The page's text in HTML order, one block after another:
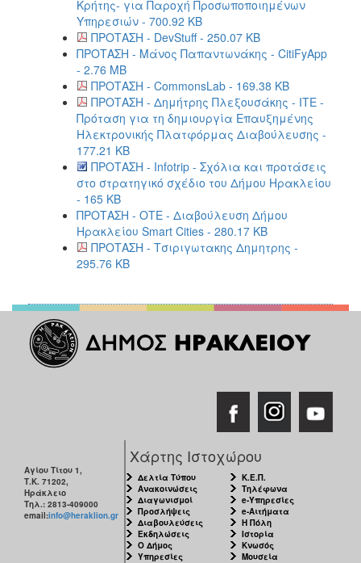
Κρήτης- για Παροχή Προσωποποιημένων
Υπηρεσιών - 700.92 KB
ΠΡΟΤΑΣΗ - DevStuff - 250.07 KB
ΠΡΟΤΑΣΗ - Μάνος Παπαντωνάκης - CitiFyApp
- 2.76 MB
ΠΡΟΤΑΣΗ - CommonsLab - 169.38 KB
ΠΡΟΤΑΣΗ - Δημήτρης Πλεξουσάκης - ITE -
Πρόταση για τη δημιουργία Επαυξημένης
Ηλεκτρονικής Πλατφόρμας Διαβούλευσης -
177.21 KB
ΠΡΟΤΑΣΗ - Infotrip - Σχόλια και προτάσεις
στο στρατηγικό σχέδιο του Δήμου Ηρακλείου
- 165 KB
ΠΡΟΤΑΣΗ - ΟΤΕ - Διαβούλευση Δήμου
Ηρακλείου Smart Cities - 280.17 KB
ΠΡΟΤΑΣΗ - Τσιριγωτακης Δημητρης -
295.76 KB
Αγίου Τίτου 1,
Τ.Κ. 71202,
Ηράκλειο
Τηλ.: 2813-409000
email:info@heraklion.gr
Χάρτης Ιστοχώρου
Δελτία Τύπου
Ανακοινώσεις
Διαγωνισμοί
Προσλήψεις
Διαβουλεύσεις
Εκδηλώσεις
Ο Δήμος
Υπηρεσίες
Κ.Ε.Π.
Τηλέφωνα
e-Υπηρεσίες
e-Αιτήματα
Η Πόλη
Ιστορία
Κνωσός
Μουσεία